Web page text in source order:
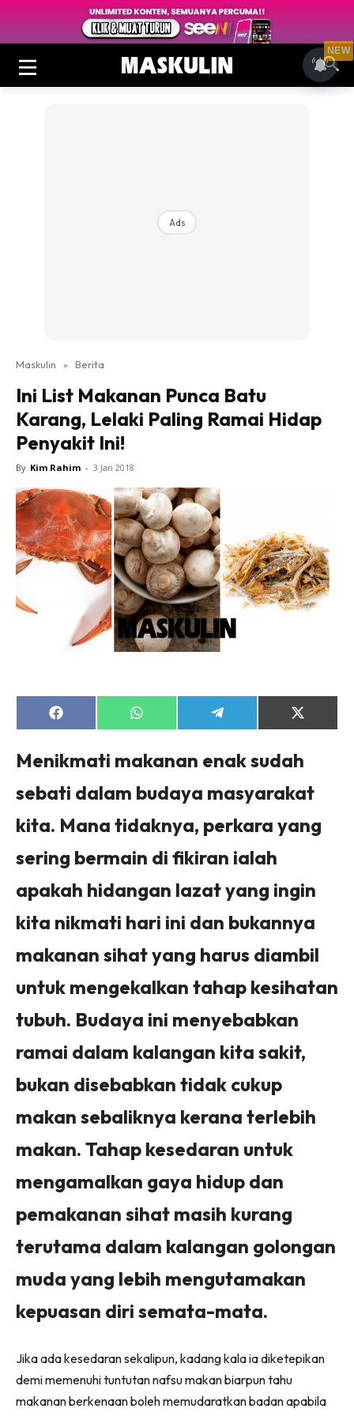
Ads
Maskulin » Berita
Ini List Makanan Punca Batu
Karang, Lelaki Paling Ramai Hidap
Penyakit Ini!
By Kim Rahim - 3 Jan 2018
Share
on
Share
on
Share
on
Share
on
(Twitter)
Menikmati makanan enak sudah
sebati dalam budaya masyarakat
kita. Mana tidaknya, perkara yang
sering bermain di fikiran ialah
apakah hidangan lazat yang ingin
kita nikmati hari ini dan bukannya
makanan sihat yang harus diambil
untuk mengekalkan tahap kesihatan
tubuh. Budaya ini menyebabkan
ramai dalam kalangan kita sakit,
bukan disebabkan tidak cukup
makan sebaliknya kerana terlebih
makan. Tahap kesedaran untuk
mengamalkan gaya hidup dan
pemakanan sihat masih kurang
terutama dalam kalangan golongan
muda yang lebih mengutamakan
kepuasan diri semata-mata.
Jika ada kesedaran sekalipun, kadang kala ia diketepikan
demi memenuhi tuntutan nafsu makan biarpun tahu
makanan berkenaan boleh memudaratkan badan apabila
NEW